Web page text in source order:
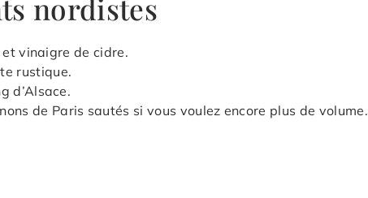
nordistes
et vinaigre de cidre.
rustique.
d’Alsace.
de Paris sautés si vous voulez encore plus de volume.